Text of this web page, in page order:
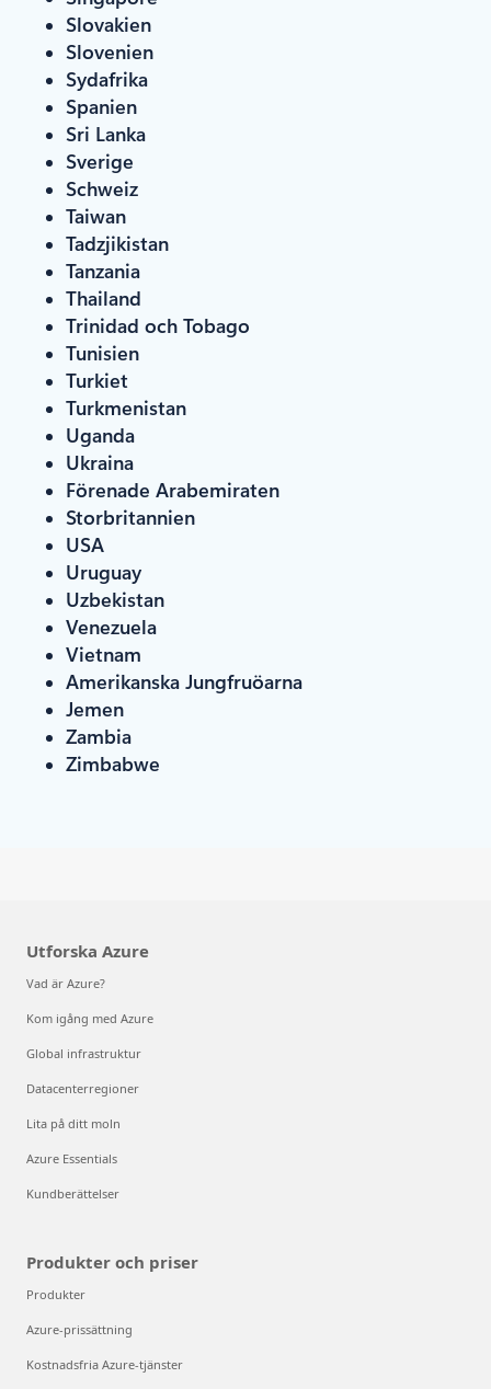
Slovakien
Slovenien
Sydafrika
Spanien
Sri Lanka
Sverige
Schweiz
Taiwan
Tadzjikistan
Tanzania
Thailand
Trinidad och Tobago
Tunisien
Turkiet
Turkmenistan
Uganda
Ukraina
Förenade Arabemiraten
Storbritannien
USA
Uruguay
Uzbekistan
Venezuela
Vietnam
Amerikanska Jungfruöarna
Jemen
Zambia
Zimbabwe
Utforska Azure
Vad är Azure?
Kom igång med Azure
Global infrastruktur
Datacenterregioner
Lita på ditt moln
Azure Essentials
Kundberättelser
Produkter och priser
Produkter
Azure-prissättning
Kostnadsfria Azure-tjänster